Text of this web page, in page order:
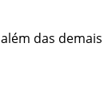
além das demais